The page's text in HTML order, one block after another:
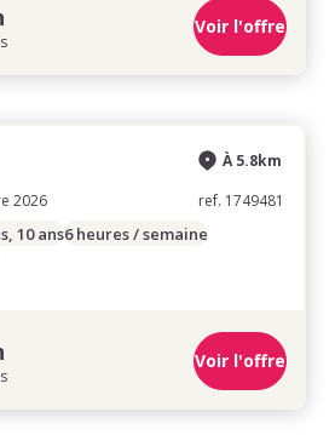
Voir l'offre
2026
À 5.8km
ref. 1749481
10 ans6 heures / semaine
Voir l'offre